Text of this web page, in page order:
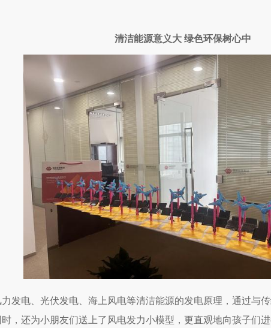
清洁能源意义大 绿色环保树心中
发电、光伏发电、海上风电等清洁能源的发电原理，通过与
，还为小朋友们送上了风电发力小模型，更直观地向孩子们